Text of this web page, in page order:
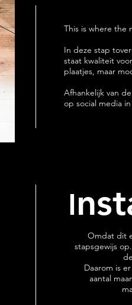
This is where the
In deze stap
staat kwaliteit
plaatjes, maar
Afhankelijk van
op social media
I
Omdat dit
stapsgewijs
Daarom is
aantal